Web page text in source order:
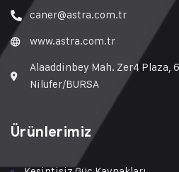
caner@astra.com.tr
www.astra.com.tr
Alaaddinbey Mah. Zer4 Plaza,
Nilüfer/BURSA
Ürünlerimiz